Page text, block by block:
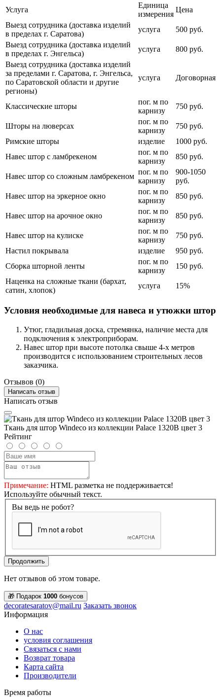
Услуга
Единица
измерения
Цена
Выезд сотрудника (доставка изделий
в пределах г. Саратова)
услуга
500 руб.
Выезд сотрудника (доставка изделий
в пределах г. Энгельса)
услуга
800 руб.
Выезд сотрудника (доставка изделий
за пределами г. Саратова, г. Энгельса,
по Саратовской области и другие
регионы)
услуга Договорная
Классические шторы
пог. м по
карнизу
750 руб.
Шторы на люверсах
пог. м по
карнизу
750 руб.
Римские шторы
изделие
1000 руб.
Навес штор с ламбрекеном
пог. м по
карнизу
850 руб.
Навес штор со сложным ламбрекеном
пог. м по
карнизу
900-1050
руб.
Навес штор на эркерное окно
пог. м по
карнизу
850 руб.
Навес штор на арочное окно
пог. м по
карнизу
850 руб.
Навес штор на кулиске
пог. м по
карнизу
750 руб.
Настил покрывала
изделие
950 руб.
Сборка шторной ленты
пог. м по
карнизу
150 руб.
Наценка на сложные ткани (бархат,
сатин, хлопок)
услуга 15%
Условия необходимые для навеса и утюжки штор
Утюг, гладильная доска, стремянка, наличие места для
подключения к электроприборам.
Навес штор при высоте потолка свыше 4-х метров
производится с использованием строительных лесов
заказчика.
Отзывов (0)
Написать отзыв
Написать отзыв
Ткань для штор Windeco из коллекции Palace 1320B цвет 3
Рейтинг
Примечание: HTML разметка не поддерживается!
Используйте обычный текст.
Вы ведь не робот?
Продолжить
Нет отзывов об этом товаре.
🎁 Подарок 1000 бонусов
decoratesaratov@mail.ru Заказать звонок
Информация
О нас
условия соглашения
Связаться с нами
Возврат товара
Карта сайта
Производители
Время работы